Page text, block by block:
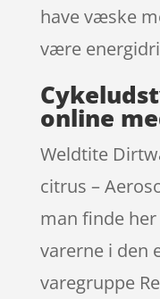
have væske
være
online
Weldtite
citrus –
man finde
varerne i den
varegruppe